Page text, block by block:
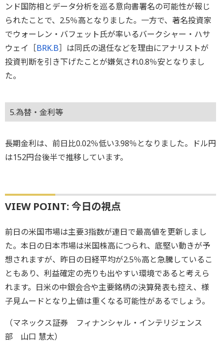
ンド国防相とデータ分析を巡る意向書署名の可能性が報じ
られたことで、2.5％高となりました。一方で、著名投資家
でウォーレン・バフェット氏が率いるバークシャー・ハサ
ウェイ［BRK.B］は同氏の退任などを理由にアナリストが
投資判断を引き下げたことが嫌気され0.8％安となりまし
た。
5.為替・金利等
長期金利は、前日比0.02％低い3.98％となりました。ドル円
は152円台後半で推移しています。
VIEW POINT: 今日の視点
前日の米国市場は主要3指数が連日で最高値を更新しまし
た。本日の日本市場は米国株高につられ、底堅い動きが予
想されますが、昨日の日経平均が2.5％高と急騰しているこ
ともあり、利益確定の売りも出やすい環境であると考えら
れます。日米の中銀会合や主要銘柄の決算発表も控え、様
子見ムードとなり上値は重くなる可能性があるでしょう。
（マネックス証券 フィナンシャル・インテリジェンス
部 山口 慧太）